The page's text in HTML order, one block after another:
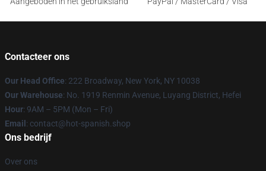
Contacteer ons
Our Head Office: 222 Broadway, New York, NY 10038
Our Warehouse: No. 1919 Renmin Avenue, Luyang District, Hefei
Hour: 9AM – 5PM (Mon – Fri)
Email : contact@hot-spanish.shop
Ons bedrijf
Over ons